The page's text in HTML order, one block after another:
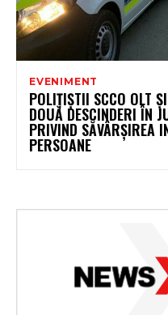
EVENIMENT
POLIȚIȘTII SCCO OLT
DOUĂ DESCINDERI ÎN
PRIVIND SĂVÂRȘIREA
PERSOANE